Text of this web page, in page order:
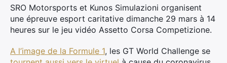
SRO Motorsports et Kunos Simulazioni organisent
une épreuve esport caritative dimanche 29 mars à 14
heures sur le jeu vidéo Assetto Corsa Competizione.
A l’image de la Formule 1, les GT World Challenge se